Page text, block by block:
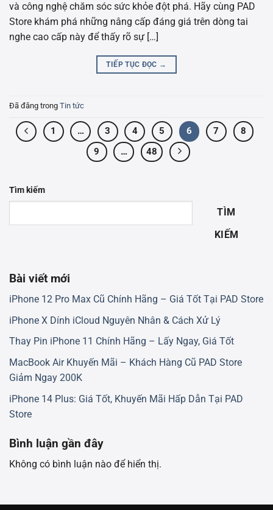
và công nghệ chăm sóc sức khỏe đột phá. Hãy cùng PAD
Store khám phá những nâng cấp đáng giá trên dòng tai
nghe cao cấp này để thấy rõ sự […]
TIẾP TỤC ĐỌC →
Đã đăng trong Tin tức
1 … 3 4 5 6 7
8
9
… 48
Tìm kiếm
TÌM
KIẾM
Bài viết mới
iPhone 12 Pro Max Cũ Chính Hãng – Giá Tốt Tại PAD Store
iPhone X Dính iCloud Nguyên Nhân & Cách Xử Lý
Thay Pin iPhone 11 Chính Hãng – Lấy Ngay, Giá Tốt
MacBook Air Khuyến Mãi – Khách Hàng Cũ PAD Store
Giảm Ngay 200K
iPhone 14 Plus: Giá Tốt, Khuyến Mãi Hấp Dẫn Tại PAD
Store
Bình luận gần đây
Không có bình luận nào để hiển thị.